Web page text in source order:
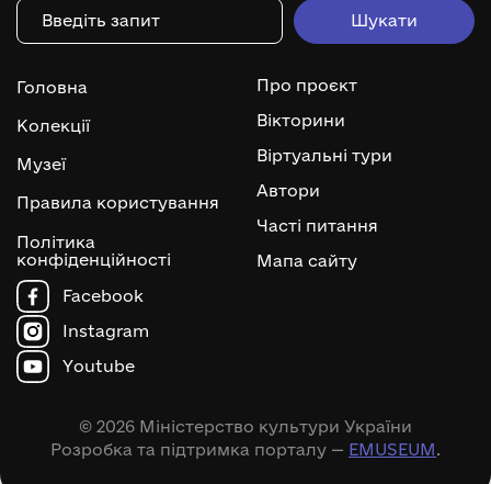
Головна
Колекції
Музеї
Правила користування
Політика
конфіденційності
Про проєкт
Вікторини
Віртуальні тури
Автори
Часті питання
Мапа сайту
Facebook
Instagram
Youtube
© 2026 Міністерство культури України
Розробка та підтримка порталу — EMUSEUM.